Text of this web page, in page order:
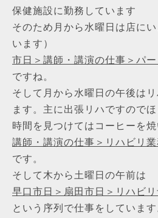
保健施設に勤務しています
そのため月から水曜日は店に
います）
市日＞講師・講演の仕事＞パー
ですね。
そして月から水曜日の午後は
ます。主に出張リハですので
時間を見つけてはコーヒーを
講師・講演の仕事＞リハビリ
です。
そして木から土曜日の午前は
早口市日＞扇田市日＞リハビ
という序列で仕事をしていま